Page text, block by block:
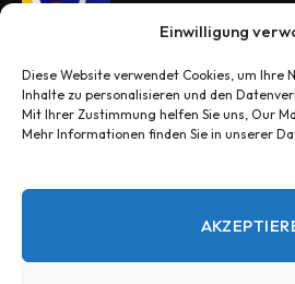
Einwilligung
Diese Website verwendet Cookies, um Ihre
Inhalte zu personalisieren und den
Mit Ihrer Zustimmung helfen Sie uns, Our
Mehr Informationen finden Sie in unserer
Medien berichten,
OCTOBER 29, 2025
Konny Reimann
OCTOBER 30, 2025